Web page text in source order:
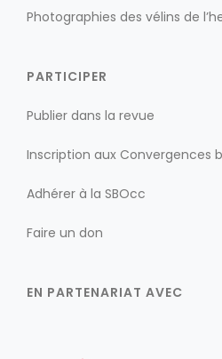
Photographies des vélins de
PARTICIPER
Publier dans la revue
Inscription aux Convergences
Adhérer à la SBOcc
Faire un don
EN PARTENARIAT AVEC